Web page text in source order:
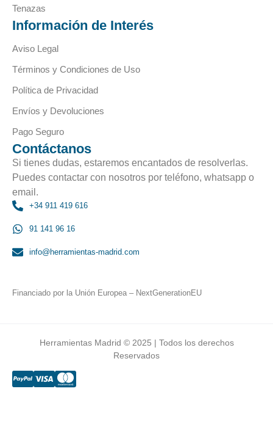
Tenazas
Información de Interés
Aviso Legal
Términos y Condiciones de Uso
Política de Privacidad
Envíos y Devoluciones
Pago Seguro
Contáctanos
Si tienes dudas, estaremos encantados de resolverlas.
Puedes contactar con nosotros por teléfono, whatsapp o
email.
+34 911 419 616
91 141 96 16
info@herramientas-madrid.com
Financiado por la Unión Europea – NextGenerationEU
Herramientas Madrid © 2025 | Todos los derechos
Reservados